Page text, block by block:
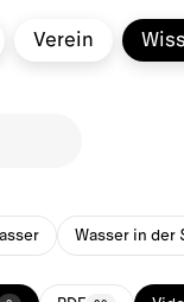
Verein
Wasser in der